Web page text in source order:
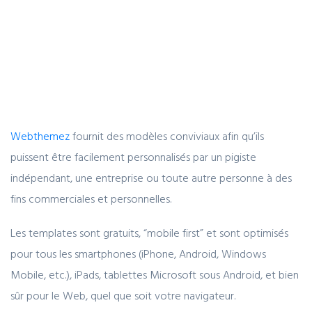
Webthemezfournit des modèles conviviaux afin qu’ils
puissent être facilement personnalisés par un pigiste
indépendant, une entreprise ou toute autre personne à des
fins commerciales et personnelles.
Les templates sont gratuits, “mobile first” et sont optimisés
pour tous les smartphones (iPhone, Android, Windows
Mobile, etc.), iPads, tablettes Microsoft sous Android, et bien
sûr pour le Web, quel que soit votre navigateur.